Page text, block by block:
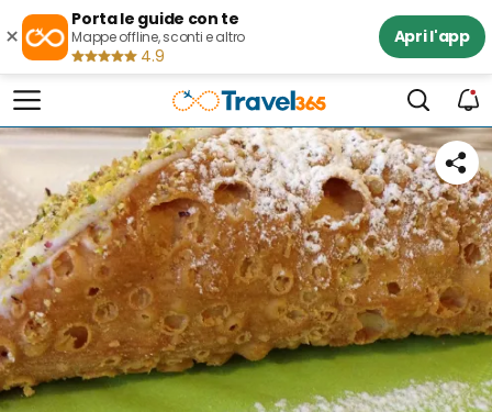
×
Porta le guide con te
Mappe offline, sconti e altro
4.9
Apri l'app